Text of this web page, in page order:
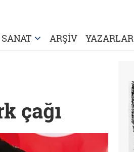
ARŞİV YAZARLAR
çağı